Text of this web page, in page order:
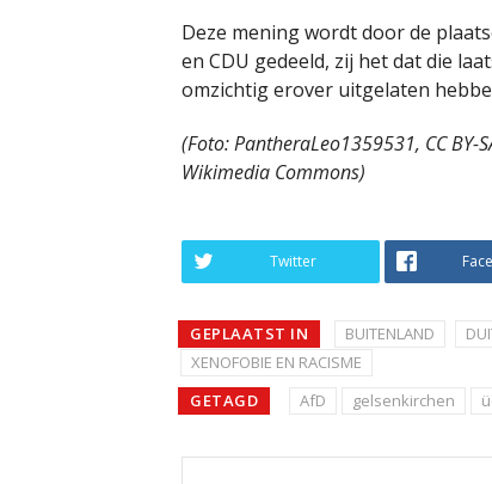
Deze mening wordt door de
en CDU gedeeld, zij het dat die
omzichtig erover uitgelaten
(Foto: PantheraLeo1359531, CC
Wikimedia Commons)
Twitter
GEPLAATST IN BUITENLAND
XENOFOBIE EN RACISME
GETAGD
AfD gelsenkirchen